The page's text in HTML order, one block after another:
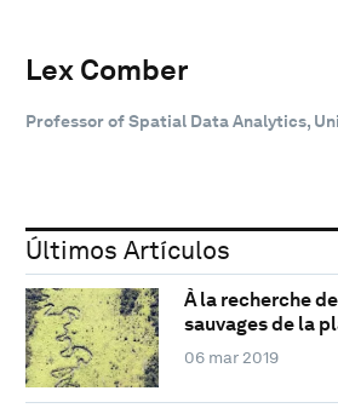
Lex Comber
Professor of Spatial Data Analytics,
Últimos Artículos
À la recherche
sauvages de la
06 mar 2019